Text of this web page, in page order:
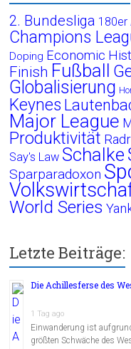
2. Bundesliga 180er
Champions
Doping Economic
Finish Fußball
Globalisierung
Keynes
Major League
Produktivität
Say's Law Schalke
Sparparadoxon
World Series
Letzte Beiträge:
Die Achillesferse des
1 Tag ago
Einwanderung ist
größten Schwäche des